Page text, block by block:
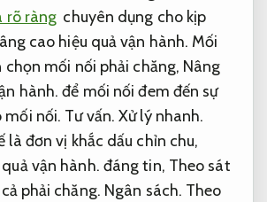
rõ ràng chuyên dụng cho kịp
cao hiệu quả vận hành. Mối
mối nối phải chăng, Nâng
hành. để mối nối đem đến sự
mối nối. Tư vấn. Xử lý nhanh.
là đơn vị khắc dấu chỉn chu,
vận hành. đáng tin, Theo sát
phải chăng. Ngân sách. Theo